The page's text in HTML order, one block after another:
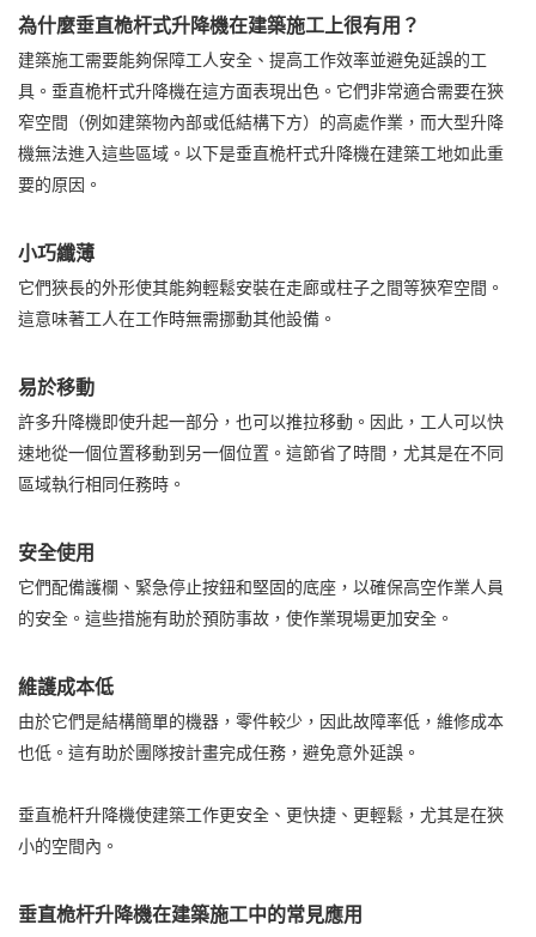
為什麼垂直桅杆式升降機在建築施工上很有用？
建築施工需要能夠保障工人安全、提高工作效率並避免延誤的工
具。垂直桅杆式升降機在這方面表現出色。它們非常適合需要在狹
窄空間（例如建築物內部或低結構下方）的高處作業，而大型升降
機無法進入這些區域。以下是垂直桅杆式升降機在建築工地如此重
要的原因。
小巧纖薄
它們狹長的外形使其能夠輕鬆安裝在走廊或柱子之間等狹窄空間。
這意味著工人在工作時無需挪動其他設備。
易於移動
許多升降機即使升起一部分，也可以推拉移動。因此，工人可以快
速地從一個位置移動到另一個位置。這節省了時間，尤其是在不同
區域執行相同任務時。
安全使用
它們配備護欄、緊急停止按鈕和堅固的底座，以確保高空作業人員
的安全。這些措施有助於預防事故，使作業現場更加安全。
維護成本低
由於它們是結構簡單的機器，零件較少，因此故障率低，維修成本
也低。這有助於團隊按計畫完成任務，避免意外延誤。
垂直桅杆升降機使建築工作更安全、更快捷、更輕鬆，尤其是在狹
小的空間內。
垂直桅杆升降機在建築施工中的常見應用